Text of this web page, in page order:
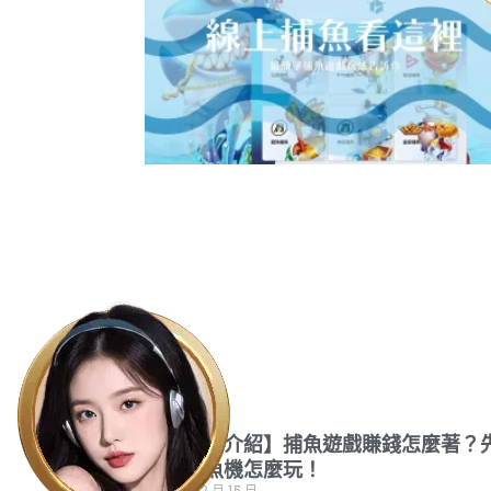
【捕魚機介紹】捕魚遊戲賺錢怎麼著？
搞懂捕魚機怎麼玩！